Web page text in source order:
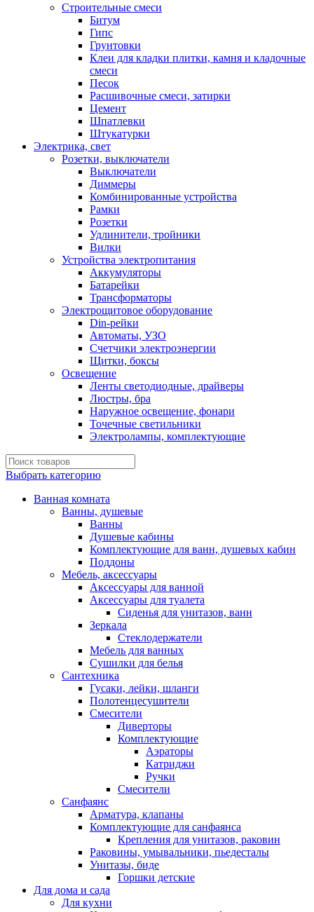
Строительные смеси
Битум
Гипс
Грунтовки
Клеи для кладки плитки, камня и кладочные
смеси
Песок
Расшивочные смеси, затирки
Цемент
Шпатлевки
Штукатурки
Электрика, свет
Розетки, выключатели
Выключатели
Диммеры
Комбинированные устройства
Рамки
Розетки
Удлинители, тройники
Вилки
Устройства электропитания
Аккумуляторы
Батарейки
Трансформаторы
Электрощитовое оборудование
Din-рейки
Автоматы, УЗО
Счетчики электроэнергии
Щитки, боксы
Освещение
Ленты светодиодные, драйверы
Люстры, бра
Наружное освещение, фонари
Точечные светильники
Электролампы, комплектующие
Выбрать категорию
Ванная комната
Ванны, душевые
Ванны
Душевые кабины
Комплектующие для ванн, душевых кабин
Поддоны
Мебель, аксессуары
Аксессуары для ванной
Аксессуары для туалета
Сиденья для унитазов, ванн
Зеркала
Стеклодержатели
Мебель для ванных
Сушилки для белья
Сантехника
Гусаки, лейки, шланги
Полотенцесушители
Смесители
Диверторы
Комплектующие
Аэраторы
Катриджи
Ручки
Смесители
Санфаянс
Арматура, клапаны
Комплектующие для санфаянса
Крепления для унитазов, раковин
Раковины, умывальники, пьедесталы
Унитазы, биде
Горшки детские
Для дома и сада
Для кухни